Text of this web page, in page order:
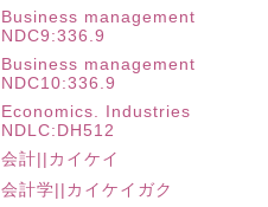
Business management
NDC9:336.9
Business management
NDC10:336.9
Economics. Industries
NDLC:DH512
会計||カイケイ
会計学||カイケイガク